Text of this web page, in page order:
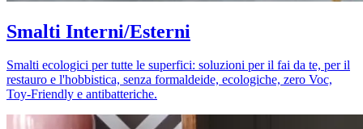
Smalti Interni/Esterni
Smalti ecologici per tutte le superfici: soluzioni per il fai da te, per il
restauro e l'hobbistica, senza formaldeide, ecologiche, zero Voc,
Toy-Friendly e antibatteriche.